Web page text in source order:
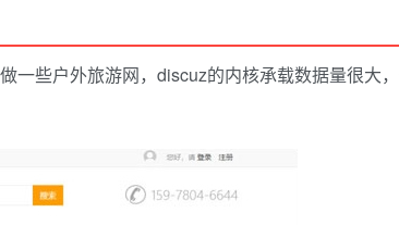
一些户外旅游网，discuz的内核承载数据量很大